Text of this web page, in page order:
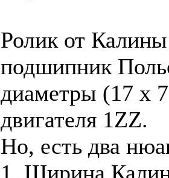
Ролик от
подшипник
диаметры (17 х
двигателя 1ZZ.
Но, есть два
1. Ширина